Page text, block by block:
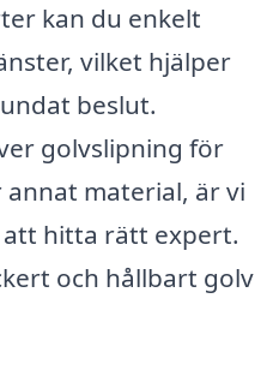
kan du enkelt
vilket hjälper
beslut.
golvslipning för
material, är vi
hitta rätt expert.
och hållbart golv